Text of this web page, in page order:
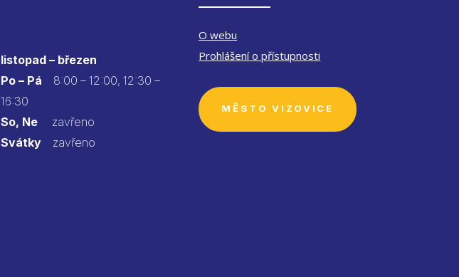
listopad – březen
Po – Pá 8:00 – 12:00, 12:30 –
16:30
So, Nezavřeno
Svátkyzavřeno
O webu
Prohlášení o přístupnosti
MĚSTO VIZOVICE